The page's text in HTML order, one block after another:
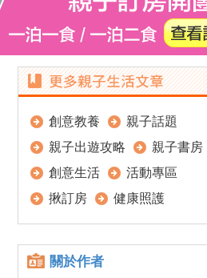
創意教養
親子話題
親子出遊攻略
親子書房
創意生活
活動專區
揪訂房
健康照護
關於作者